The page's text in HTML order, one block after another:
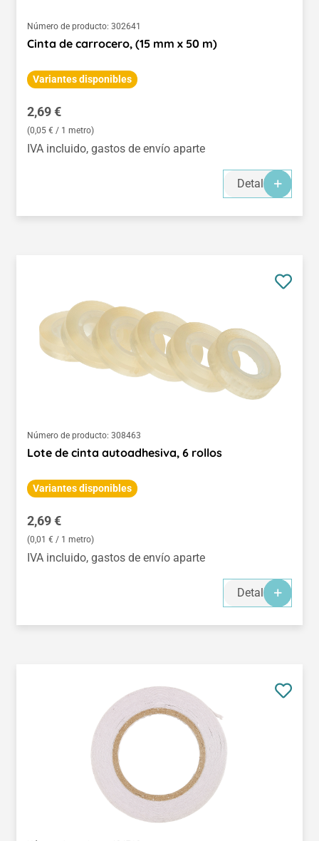
Número de producto: 302641
Cinta de carrocero, (15 mm x 50 m)
Variantes disponibles
Precio normal:
2,69 €
(0,05 € / 1 metro)
IVA incluido, gastos de envío aparte
Detalles
Número de producto: 308463
Lote de cinta autoadhesiva, 6 rollos
Variantes disponibles
Precio normal:
2,69 €
(0,01 € / 1 metro)
IVA incluido, gastos de envío aparte
Detalles